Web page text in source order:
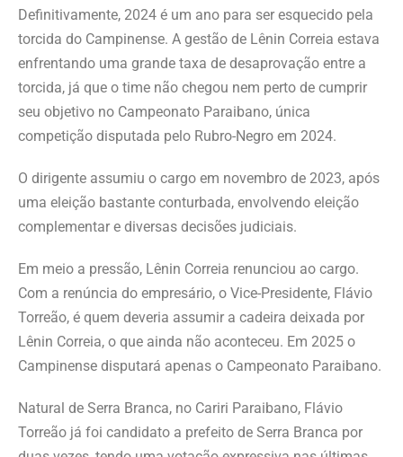
Definitivamente, 2024 é um ano para ser esquecido pela
torcida do Campinense. A gestão de Lênin Correia estava
enfrentando uma grande taxa de desaprovação entre a
torcida, já que o time não chegou nem perto de cumprir
seu objetivo no Campeonato Paraibano, única
competição disputada pelo Rubro-Negro em 2024.
O dirigente assumiu o cargo em novembro de 2023, após
uma eleição bastante conturbada, envolvendo eleição
complementar e diversas decisões judiciais.
Em meio a pressão, Lênin Correia renunciou ao cargo.
Com a renúncia do empresário, o Vice-Presidente, Flávio
Torreão, é quem deveria assumir a cadeira deixada por
Lênin Correia, o que ainda não aconteceu. Em 2025 o
Campinense disputará apenas o Campeonato Paraibano.
Natural de Serra Branca, no Cariri Paraibano, Flávio
Torreão já foi candidato a prefeito de Serra Branca por